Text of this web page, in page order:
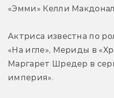
«Эмми» Келли
Актриса известна по
«На игле», Мериды в
Маргарет Шредер в
империя».